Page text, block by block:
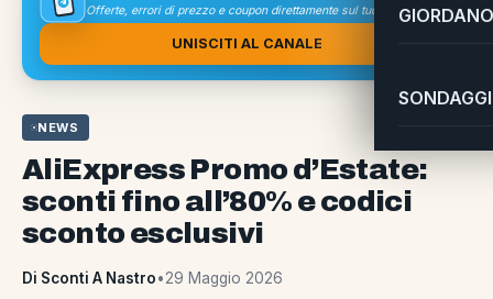
Offerte, errori di prezzo e coupon direttamente sul tuo smartphone
UNISCITI AL CANALE
NEWS
AliExpress Promo d’Estate:
sconti fino all’80% e codici
sconto esclusivi
Di Sconti A Nastro•29 Maggio 2026